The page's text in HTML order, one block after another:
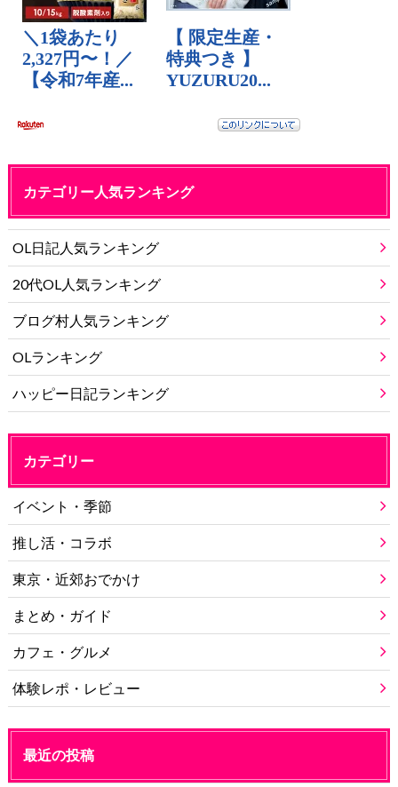
カテゴリー人気ランキング
OL日記人気ランキング
20代OL人気ランキング
ブログ村人気ランキング
OLランキング
ハッピー日記ランキング
カテゴリー
イベント・季節
推し活・コラボ
東京・近郊おでかけ
まとめ・ガイド
カフェ・グルメ
体験レポ・レビュー
最近の投稿